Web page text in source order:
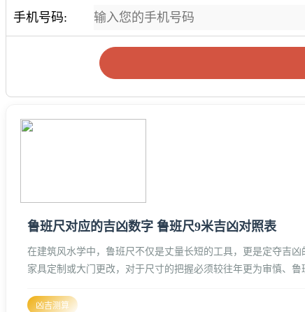
手机号码:
鲁班尺对应的吉凶数字 鲁班尺9米吉凶对照表
在建筑风水学中，鲁班尺不仅是丈量长短的工具，更是定夺吉
家具定制或大门更改，对于尺寸的把握必须较往年更为审慎、
凶吉测算